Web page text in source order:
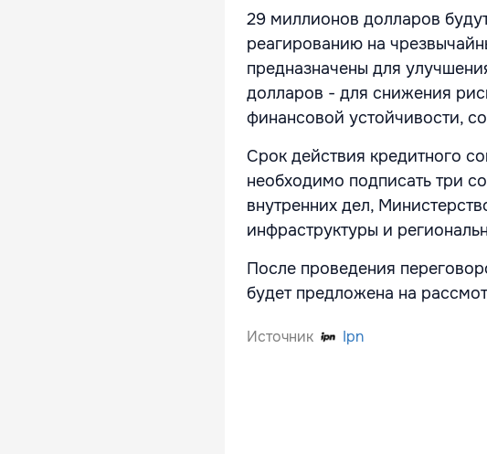
29 миллионов долларов
реагированию на
предназначены для
долларов - для снижения
финансовой устойчивости,
Срок действия кредитного
необходимо подписать три
внутренних дел,
инфраструктуры и
После проведения
будет предложена на
Источник Ipn